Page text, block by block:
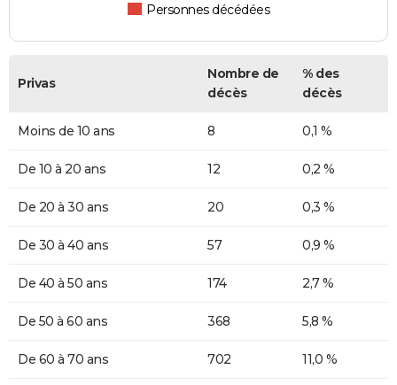
Personnes décédées
Privas
Nombre de
décès
% des
décès
Moins de 10 ans 8 0,1 %
De 10 à 20 ans 12 0,2 %
De 20 à 30 ans 20 0,3 %
De 30 à 40 ans 57 0,9 %
De 40 à 50 ans 174 2,7 %
De 50 à 60 ans 368 5,8 %
De 60 à 70 ans 702 11,0 %